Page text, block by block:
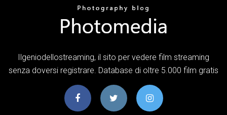
Ilgeniodellostreaming, il sito per vedere film streaming
senza doversi registrare. Database di oltre 5.000 film gratis